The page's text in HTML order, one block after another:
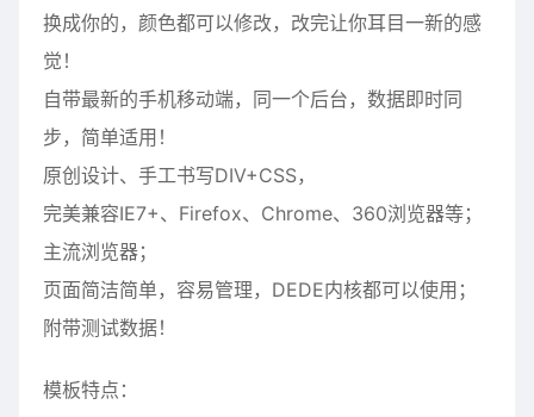
换成你的，颜色都可以修改，改完让你耳目一新的感
觉！
自带最新的手机移动端，同一个后台，数据即时同
步，简单适用！
原创设计、手工书写DIV+CSS，
完美兼容IE7+、Firefox、Chrome、360浏览器等；
主流浏览器；
页面简洁简单，容易管理，DEDE内核都可以使用；
附带测试数据！
模板特点：